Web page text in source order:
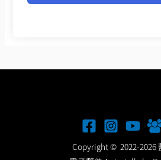
Copyright © 2022-2026